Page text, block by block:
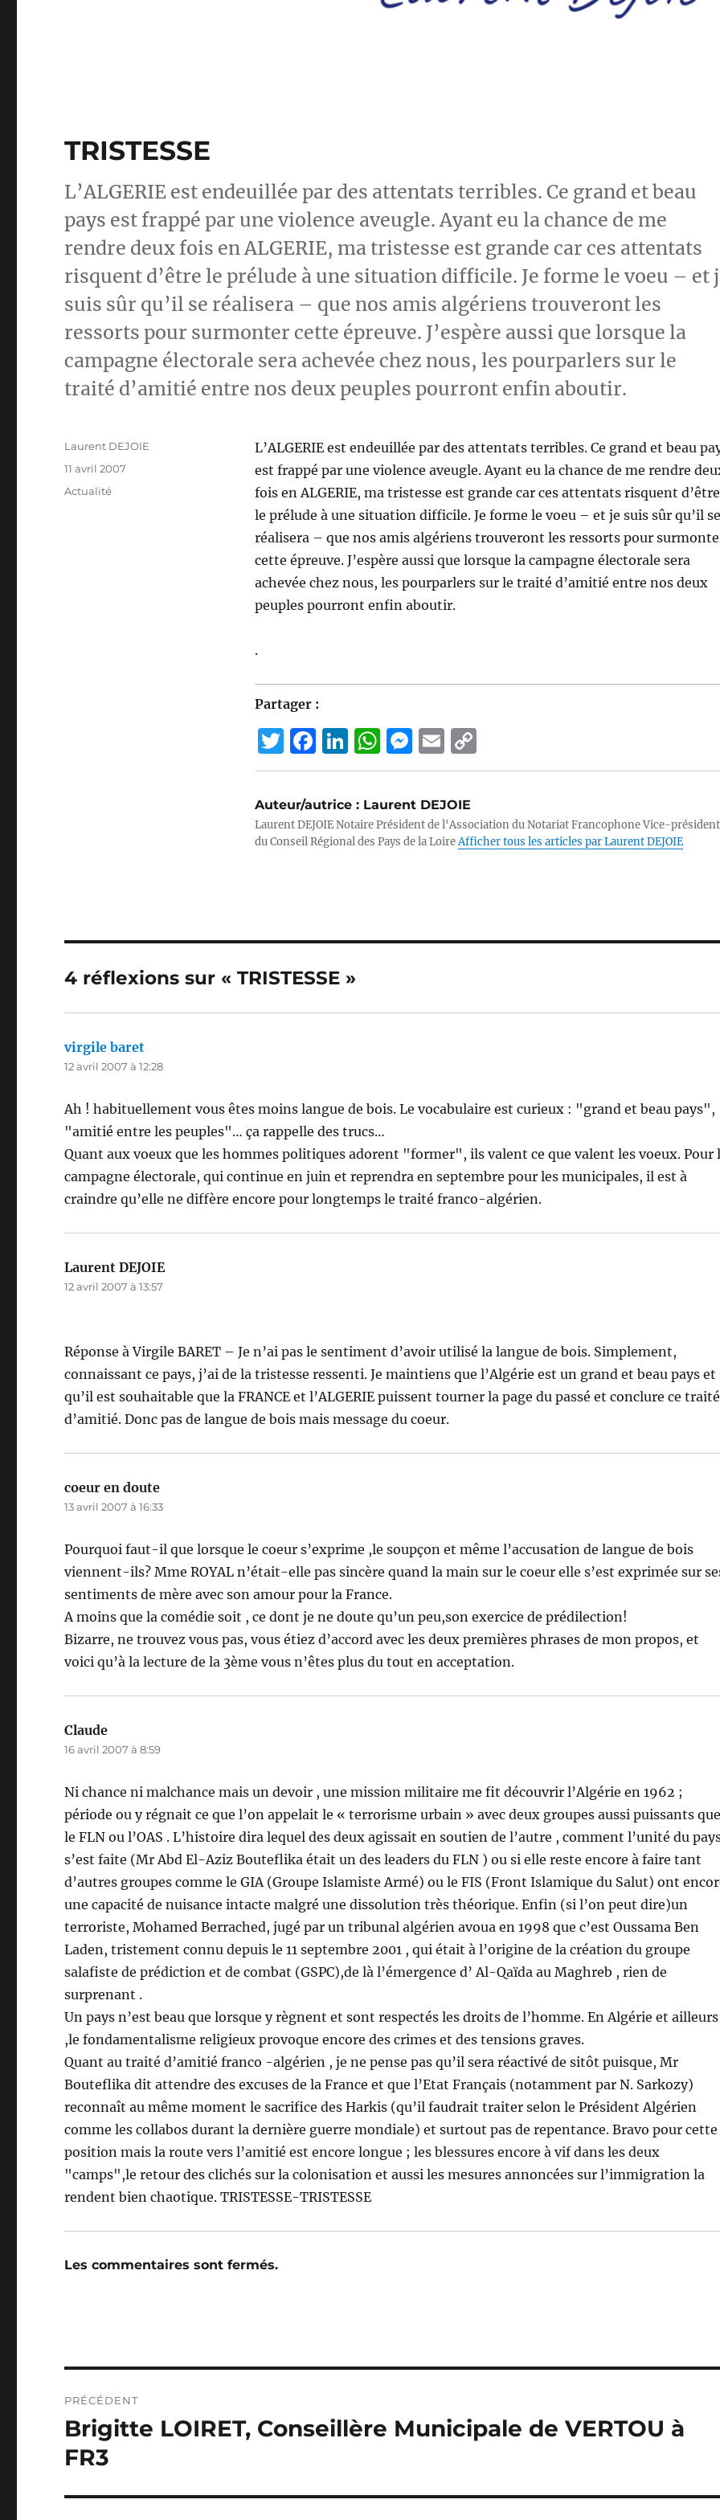
TRISTESSE
L’ALGERIE est endeuillée par des attentats terribles. Ce grand et beau
pays est frappé par une violence aveugle. Ayant eu la chance de me
rendre deux fois en ALGERIE, ma tristesse est grande car ces attentats
risquent d’être le prélude à une situation difficile. Je forme le voeu – et
suis sûr qu’il se réalisera – que nos amis algériens trouveront les
ressorts pour surmonter cette épreuve. J’espère aussi que lorsque la
campagne électorale sera achevée chez nous, les pourparlers sur le
traité d’amitié entre nos deux peuples pourront enfin aboutir.
L’ALGERIE est endeuillée par des attentats terribles. Ce grand et beau
est frappé par une violence aveugle. Ayant eu la chance de me rendre
fois en ALGERIE, ma tristesse est grande car ces attentats risquent d’être
le prélude à une situation difficile. Je forme le voeu – et je suis sûr qu’il se
réalisera – que nos amis algériens trouveront les ressorts pour
cette épreuve. J’espère aussi que lorsque la campagne électorale sera
achevée chez nous, les pourparlers sur le traité d’amitié entre nos deux
peuples pourront enfin aboutir.
.
Partager :
T
w
te
r
F
a
c
e
b
Li
n
e
d
W
h
s
A
M
e
ss
e
n
E
m
ai
l
C
o
y
Li
Auteur/autrice :Laurent DEJOIE
Laurent DEJOIE Notaire Président de l'Association du Notariat Francophone Vice-président
du Conseil Régional des Pays de la LoireAfficher tous les articles par Laurent DEJOIE
Auteur
Laurent DEJOIE
Publié
11 avril 2007
Catégories
Actualité
4 réflexions sur « TRISTESSE »
virgile baret
12 avril 2007 à 12:28
Ah ! habituellement vous êtes moins langue de bois. Le vocabulaire est curieux : "grand et beau pays",
"amitié entre les peuples"… ça rappelle des trucs…
Quant aux voeux que les hommes politiques adorent "former", ils valent ce que valent les voeux. Pour
campagne électorale, qui continue en juin et reprendra en septembre pour les municipales, il est à
craindre qu’elle ne diffère encore pour longtemps le traité franco-algérien.
Laurent DEJOIEdit :
12 avril 2007 à 13:57
Réponse à Virgile BARET – Je n’ai pas le sentiment d’avoir utilisé la langue de bois. Simplement,
connaissant ce pays, j’ai de la tristesse ressenti. Je maintiens que l’Algérie est un grand et beau pays et
qu’il est souhaitable que la FRANCE et l’ALGERIE puissent tourner la page du passé et conclure ce traité
d’amitié. Donc pas de langue de bois mais message du coeur.
coeur en doute
13 avril 2007 à 16:33
Pourquoi faut-il que lorsque le coeur s’exprime ,le soupçon et même l’accusation de langue de bois
viennent-ils? Mme ROYAL n’était-elle pas sincère quand la main sur le coeur elle s’est exprimée sur
sentiments de mère avec son amour pour la France.
A moins que la comédie soit , ce dont je ne doute qu’un peu,son exercice de prédilection!
Bizarre, ne trouvez vous pas, vous étiez d’accord avec les deux premières phrases de mon propos, et
voici qu’à la lecture de la 3ème vous n’êtes plus du tout en acceptation.
Claude
16 avril 2007 à 8:59
Ni chance ni malchance mais un devoir , une mission militaire me fit découvrir l’Algérie en 1962 ;
période ou y régnait ce que l’on appelait le « terrorisme urbain » avec deux groupes aussi puissants
le FLN ou l’OAS . L’histoire dira lequel des deux agissait en soutien de l’autre , comment l’unité du
s’est faite (Mr Abd El-Aziz Bouteflika était un des leaders du FLN ) ou si elle reste encore à faire tant
d’autres groupes comme le GIA (Groupe Islamiste Armé) ou le FIS (Front Islamique du Salut) ont
une capacité de nuisance intacte malgré une dissolution très théorique. Enfin (si l’on peut dire)un
terroriste, Mohamed Berrached, jugé par un tribunal algérien avoua en 1998 que c’est Oussama Ben
Laden, tristement connu depuis le 11 septembre 2001 , qui était à l’origine de la création du groupe
salafiste de prédiction et de combat (GSPC),de là l’émergence d’ Al-Qaïda au Maghreb , rien de
surprenant .
Un pays n’est beau que lorsque y règnent et sont respectés les droits de l’homme. En Algérie et ailleurs
,le fondamentalisme religieux provoque encore des crimes et des tensions graves.
Quant au traité d’amitié franco -algérien , je ne pense pas qu’il sera réactivé de sitôt puisque, Mr
Bouteflika dit attendre des excuses de la France et que l’Etat Français (notamment par N. Sarkozy)
reconnaît au même moment le sacrifice des Harkis (qu’il faudrait traiter selon le Président Algérien
comme les collabos durant la dernière guerre mondiale) et surtout pas de repentance. Bravo pour cette
position mais la route vers l’amitié est encore longue ; les blessures encore à vif dans les deux
"camps",le retour des clichés sur la colonisation et aussi les mesures annoncées sur l’immigration la
rendent bien chaotique. TRISTESSE-TRISTESSE
Les commentaires sont fermés.
de
l’article
PRÉCÉDENT
Publication
précédente :
Brigitte LOIRET, Conseillère Municipale de VERTOU à
FR3